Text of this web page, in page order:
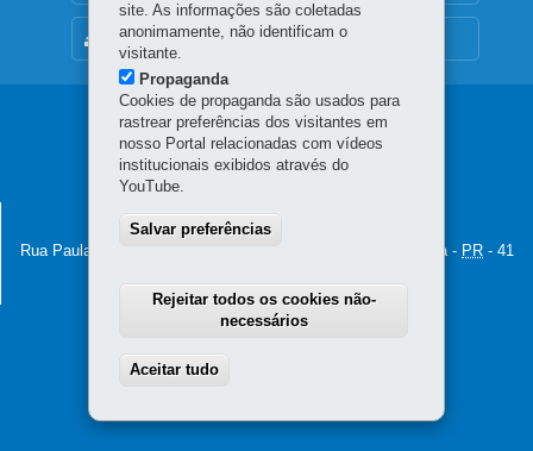
MAPA DO SITE
Navegação
principal
PROCURADORIA-GERAL DO ESTADO
Rua Paula Gomes, 145 - São Francisco Curitiba - PR - 41
Horário de atendimento: 8h30 a 12h e 13h30 a 18h
site. As informações são coletadas
anonimamente, não identificam o
visitante.
Propaganda
Cookies de propaganda são usados para
rastrear preferências dos visitantes em
nosso Portal relacionadas com vídeos
institucionais exibidos através do
YouTube.
Salvar preferências
Rejeitar todos os cookies não-
necessários
Aceitar tudo